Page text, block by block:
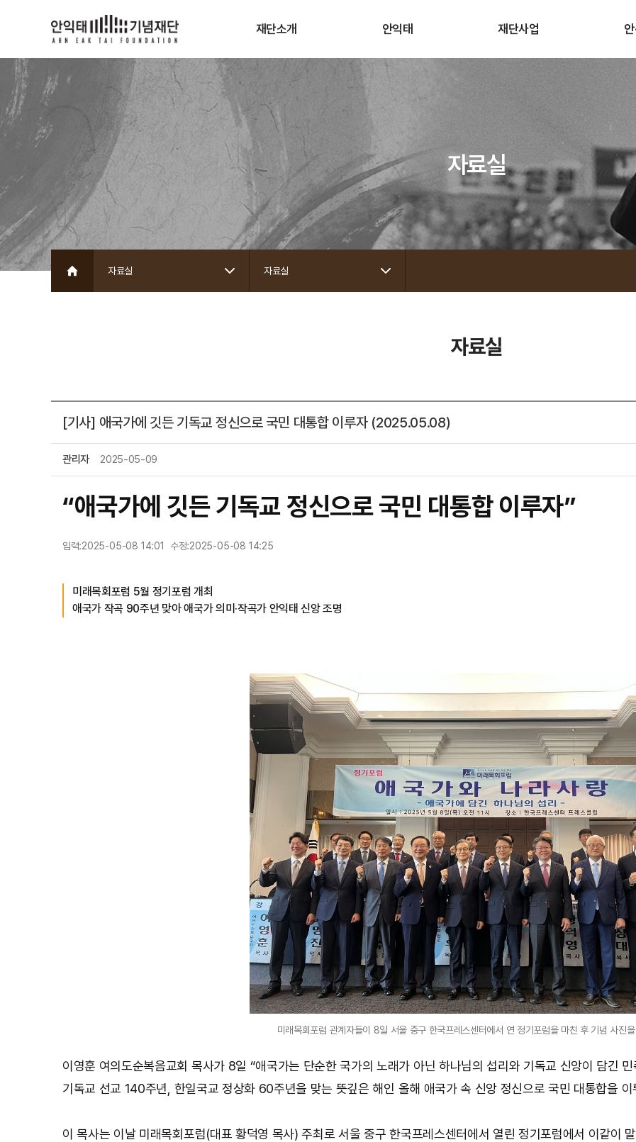
재단소개
설립목적
재단구성원
안익태
삶과 사상
작품목록
안익태선생의 생애
갤러리
재단사업
안익태 작곡상
안익태 추모식
안익태 국제음악제
애국가 100주년 기념 사업
안
안·사
자료실
자료실 자료실
자료실
[기사] 애국가에 깃든 기독교 정신으로 국민 대통합 이루자 (2025.05.08)
관리자 2025-05-09
“애국가에 깃든 기독교 정신으로 국민 대통합 이루자”
입력:2025-05-08 14:01 수정:2025-05-08 14:25
미래목회포럼 5월 정기포럼 개최
애국가 작곡 90주년 맞아 애국가 의미·작곡가 안익태 신앙 조명
미래목회포럼 관계자들이 8일 서울 중구 한국프레스센터에서 연 정기포럼을 마친 후 기념 사진
이영훈 여의도순복음교회 목사가 8일 “애국가는 단순한 국가의 노래가 아닌 하나님의 섭리와 기독교 신앙이 담긴
기독교 선교 140주년, 한일국교 정상화 60주년을 맞는 뜻깊은 해인 올해 애국가 속 신앙 정신으로 국민 대통합을 이
이 목사는 이날 미래목회포럼(대표 황덕영 목사) 주최로 서울 중구 한국프레스센터에서 열린 정기포럼에서 이같이